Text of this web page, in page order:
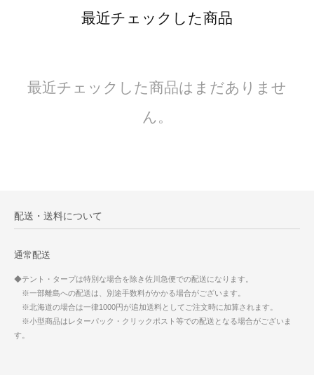
最近チェックした商品
最近チェックした商品はまだありませ
ん。
配送・送料について
通常配送
◆テント・タープは特別な場合を除き佐川急便での配送になります。
※一部離島への配送は、別途手数料がかかる場合がございます。
※北海道の場合は一律1000円が追加送料としてご注文時に加算されます。
※小型商品はレターパック・クリックポスト等での配送となる場合がございま
す。